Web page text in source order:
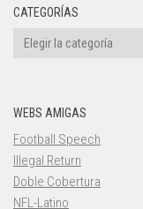
CATEGORÍAS
Categorías
WEBS AMIGAS
Football Speech
Illegal Return
Doble Cobertura
NFL-Latino